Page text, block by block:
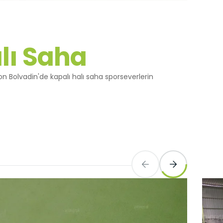
Saha
kapalı halı saha sporseverlerin
önünde
size